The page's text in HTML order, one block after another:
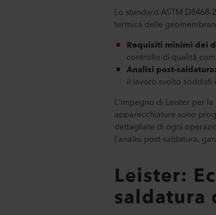
Lo standard ASTM
termica delle
Requisiti minimi dei
controllo di qualità
Analisi post-saldatura:
il lavoro svolto
L'impegno di Leister per
apparecchiature sono
dettagliate di ogni
l'analisi post-saldatura,
Leister:
saldatura